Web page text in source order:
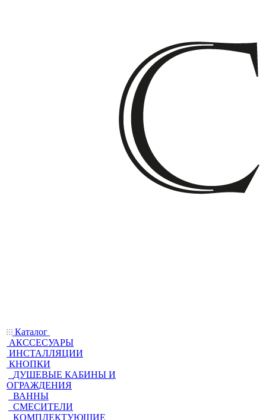
Каталог
АКССЕСУАРЫ
ИНСТАЛЛЯЦИИ
КНОПКИ
ДУШЕВЫЕ КАБИНЫ И
ОГРАЖДЕНИЯ
ВАННЫ
СМЕСИТЕЛИ
КОМПЛЕКТУЮЩИЕ